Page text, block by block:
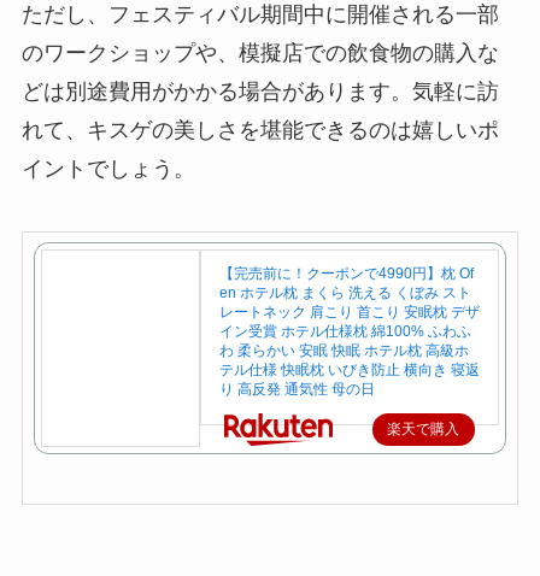
ただし、フェスティバル期間中に開催される一部
のワークショップや、模擬店での飲食物の購入な
どは別途費用がかかる場合があります。気軽に訪
れて、キスゲの美しさを堪能できるのは嬉しいポ
イントでしょう。
【完売前に！クーポンで4990円】枕 Of
en ホテル枕 まくら 洗える くぼみ スト
レートネック 肩こり 首こり 安眠枕 デザ
イン受賞 ホテル仕様枕 綿100% ふわふ
わ 柔らかい 安眠 快眠 ホテル枕 高級ホ
テル仕様 快眠枕 いびき防止 横向き 寝返
り 高反発 通気性 母の日
楽天で購入